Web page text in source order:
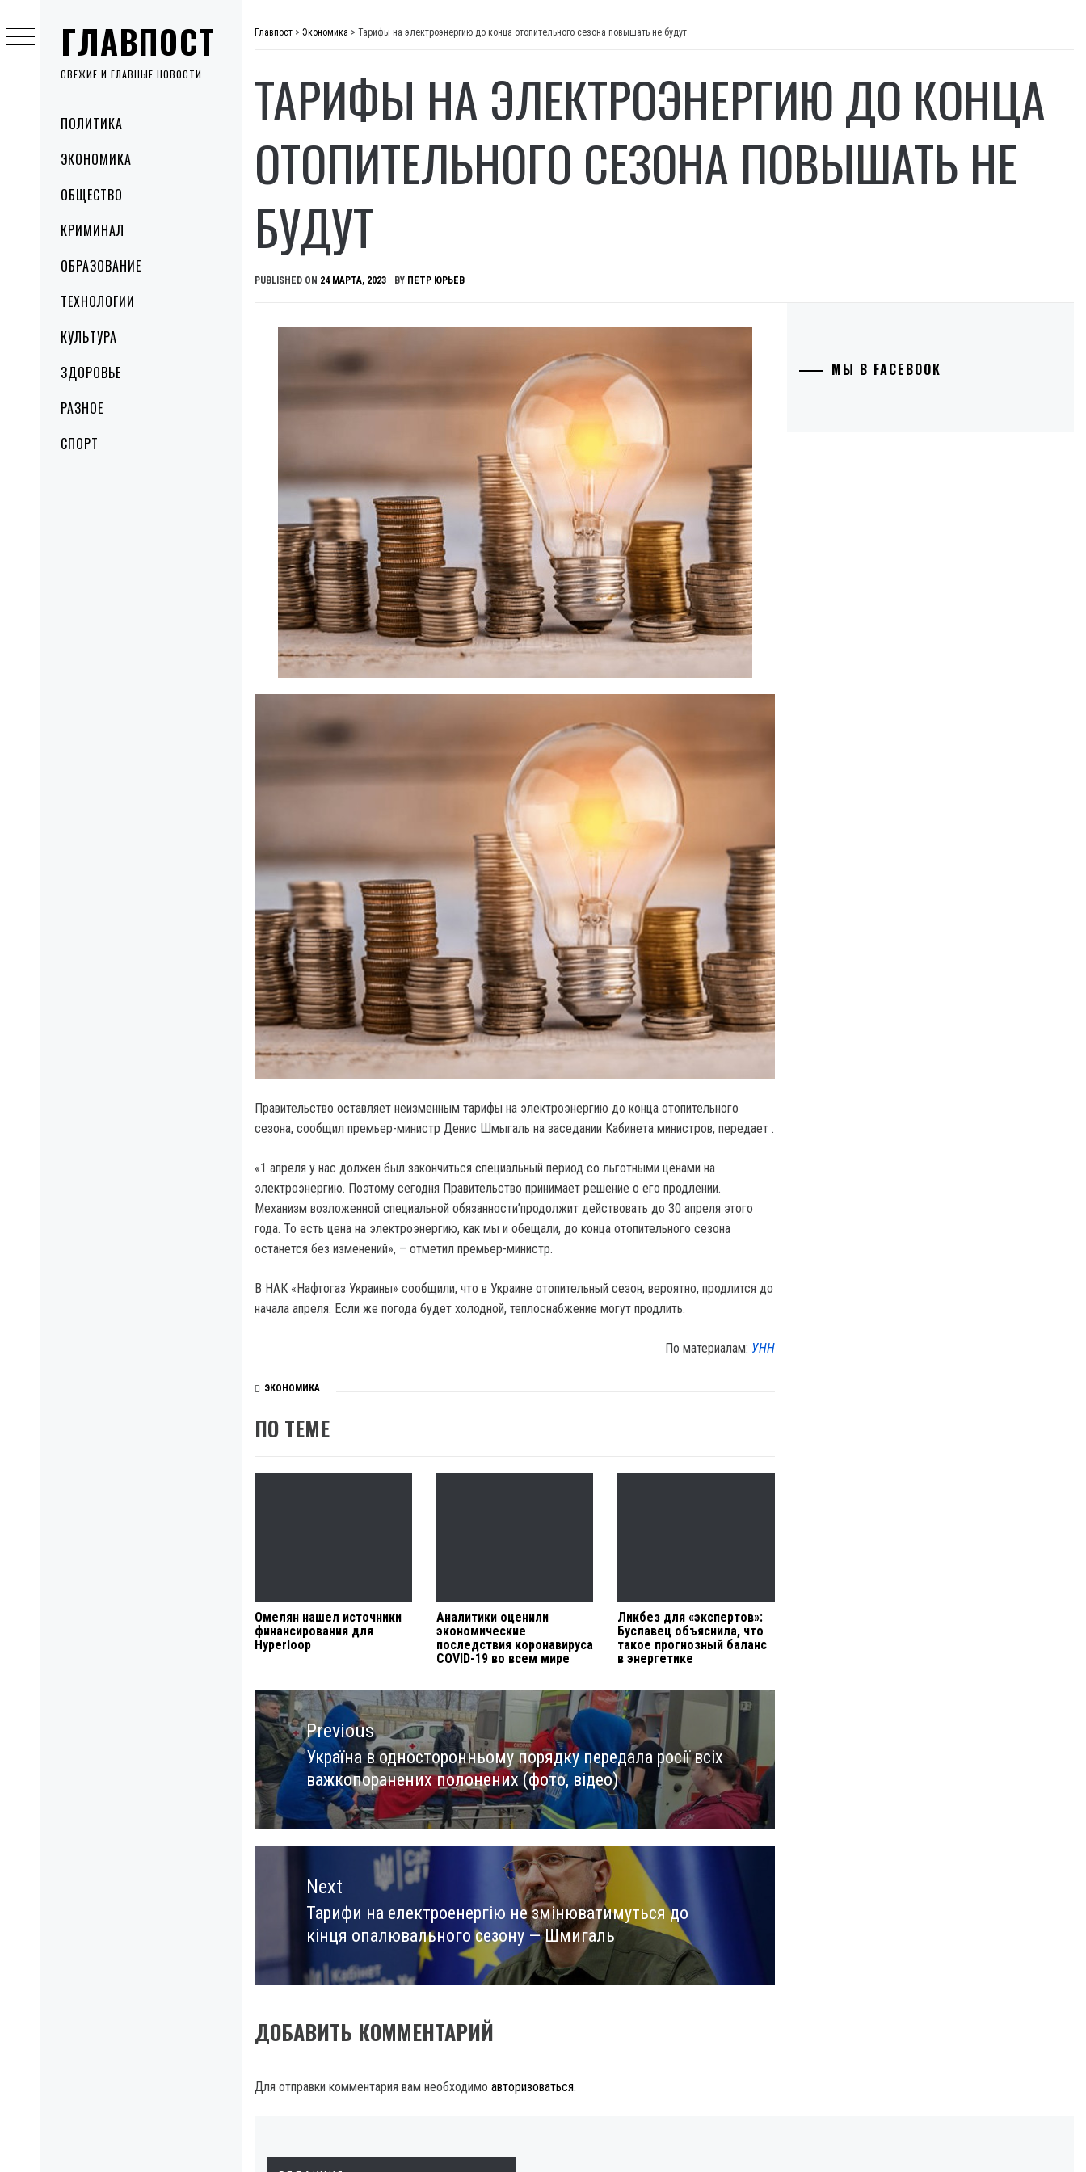
ГЛАВПОСТ
СВЕЖИЕ И ГЛАВНЫЕ НОВОСТИ
MenuПОЛИТИКА
ЭКОНОМИКА
ОБЩЕСТВО
КРИМИНАЛ
ОБРАЗОВАНИЕ
ТЕХНОЛОГИИ
КУЛЬТУРА
ЗДОРОВЬЕ
РАЗНОЕ
СПОРТ
to
content
Главпост > Экономика > Тарифы на электроэнергию до конца отопительного сезона повышать не будут
ТАРИФЫ НА ЭЛЕКТРОЭНЕРГИЮ ДО КОНЦА
ОТОПИТЕЛЬНОГО СЕЗОНА ПОВЫШАТЬ НЕ
БУДУТ
PUBLISHED ON 24 МАРТА, 2023 BY ПЕТР ЮРЬЕВ
Правительство оставляет неизменным тарифы на электроэнергию до конца отопительного
сезона, сообщил премьер-министр Денис Шмыгаль на заседании Кабинета министров, передает .
«1 апреля у нас должен был закончиться специальный период со льготными ценами на
электроэнергию. Поэтому сегодня Правительство принимает решение о его продлении.
Механизм возложенной специальной обязанности’продолжит действовать до 30 апреля этого
года. То есть цена на электроэнергию, как мы и обещали, до конца отопительного сезона
останется без изменений», – отметил премьер-министр.
В НАК «Нафтогаз Украины» сообщили, что в Украине отопительный сезон, вероятно, продлится до
начала апреля. Если же погода будет холодной, теплоснабжение могут продлить.
По материалам: УНН
ЭКОНОМИКА
ПО ТЕМЕ
Омелян нашел источники
финансирования для
Hyperloop
Аналитики оценили
экономические
последствия коронавируса
COVID-19 во всем мире
Ликбез для «экспертов»:
Буславец объяснила, что
такое прогнозный баланс
в энергетике
Навигация
по
записямPrevious
Previous
post:
Україна в односторонньому порядку передала росії всіх
важкопоранених полонених (фото, відео)
Next
Next
post:
Тарифи на електроенергію не змінюватимуться до
кінця опалювального сезону — Шмигаль
ДОБАВИТЬ КОММЕНТАРИЙ
Для отправки комментария вам необходимо авторизоваться.
МЫ В FACEBOOK